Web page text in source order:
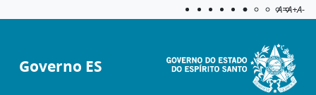
Aplicar
A=A+A-
Governo ES